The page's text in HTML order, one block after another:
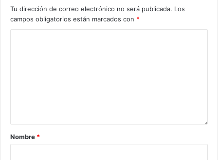
Tu dirección de correo electrónico no será publicada. Los
campos obligatorios están marcados con *
Nombre *